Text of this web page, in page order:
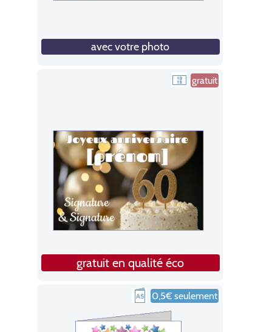
avec votre photo
gratuit
gratuit en qualité éco
0,5€ seulement